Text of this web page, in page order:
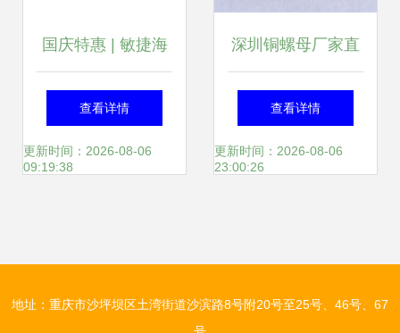
国庆特惠 | 敏捷海
景房一口价299
起，含双人水晶湖
查看详情
更新时间：2026-08-06
09:19:38
深圳铜螺母厂家直
销 M2-M10 注塑螺
母 品质保证 定制
查看详情
更新时间：2026-08-06
23:00:26
地址：重庆市沙坪坝区土湾街道沙滨路8号附20号至25号、46号、67